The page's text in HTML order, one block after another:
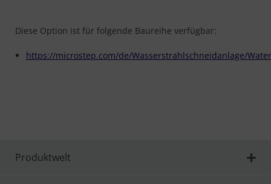
Diese Option ist für folgende Baureihe verfügbar:
https://microstep.com/de/Wasserstrahlschneidanlage/
Produktwelt